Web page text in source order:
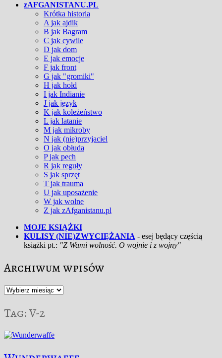
zAFGANISTANU.PL
Krótka historia
A jak ajdik
B jak Bagram
C jak cywile
D jak dom
E jak emocje
F jak front
G jak "gromiki"
H jak hołd
I jak Indianie
J jak język
K jak koleżeństwo
L jak latanie
M jak mikroby
N jak (nie)przyjaciel
O jak obłuda
P jak pech
R jak reguły
S jak sprzęt
T jak trauma
U jak uposażenie
W jak wolne
Z jak zAfganistanu.pl
MOJE KSIĄŻKI
KULISY (NIE)ZWYCIĘŻANIA - esej będący częścią
książki pt.: "Z Wami wolność. O wojnie i z wojny"
Archiwum wpisów
Archiwum
Tag:V-2